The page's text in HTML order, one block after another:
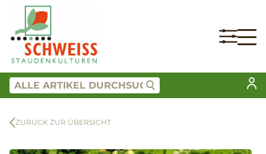
ZURÜCK ZUR ÜBERSICHT